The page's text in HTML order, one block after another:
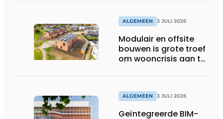
ALGEMEEN 3 JULI 2026
Modulair en offsite
bouwen is grote troef
om wooncrisis aan te
ALGEMEEN 3 JULI 2026
Geïntegreerde BIM-